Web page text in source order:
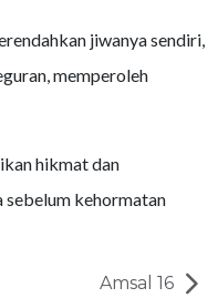
jiwanya sendiri,
memperoleh
hikmat dan
sebelum kehormatan
Amsal 16